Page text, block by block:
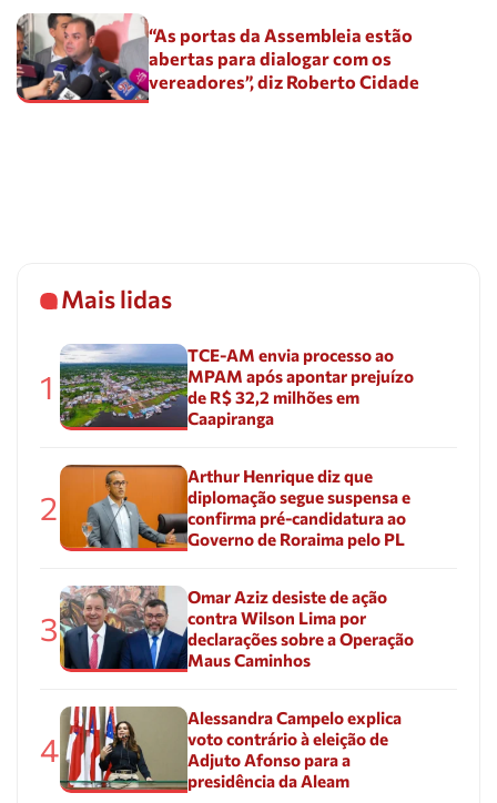
“As portas da Assembleia estão
abertas para dialogar com os
vereadores”, diz Roberto Cidade
Mais lidas
1
TCE-AM envia processo ao
MPAM após apontar prejuízo
de R$ 32,2 milhões em
Caapiranga
2
Arthur Henrique diz que
diplomação segue suspensa e
confirma pré-candidatura ao
Governo de Roraima pelo PL
3
Omar Aziz desiste de ação
contra Wilson Lima por
declarações sobre a Operação
Maus Caminhos
4
Alessandra Campelo explica
voto contrário à eleição de
Adjuto Afonso para a
presidência da Aleam